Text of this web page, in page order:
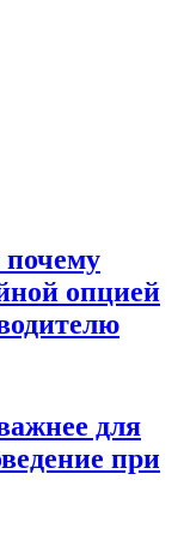
опцией
для
при